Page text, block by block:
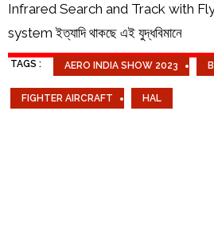
Infrared Search and Track with
system ইত্যাদি থাকছে এই যুদ্ধবিমানে
TAGS : AERO INDIA SHOW 2023
FIGHTER AIRCRAFT HAL